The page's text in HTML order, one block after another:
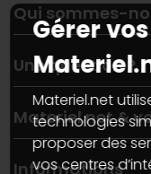
Qui sommes-
Qui sommes-nous ?
Nos services
Les magasins
Nos solutions pour
Contactez-nous
Une question ?
Rubrique d'aide / FAQ
Paiement, livraison
Garanties,Pack Zen
SAV, demander un
Materiel.net &
On répare votre PC
Informations
Gérer
Materiel.net
technologies
proposer des
vos centres